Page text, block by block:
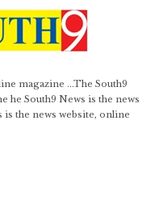
magazine ...The South9
he South9 News is the news
is the news website, online